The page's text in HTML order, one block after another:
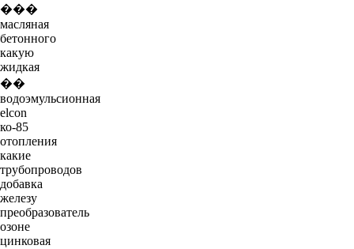
���
масляная
бетонного
какую
жидкая
��
водоэмульсионная
elcon
ко-85
отопления
какие
трубопроводов
добавка
железу
преобразователь
озоне
цинковая